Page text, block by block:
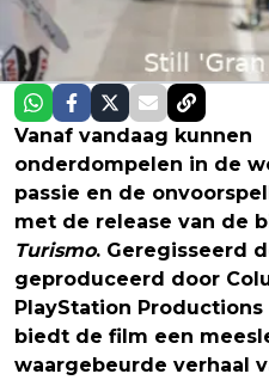
Vanaf vandaag kunnen
onderdompelen in de
passie en de
met de release van de
Turismo. Geregisseerd
geproduceerd door
PlayStation
biedt de film een
waargebeurde verhaal